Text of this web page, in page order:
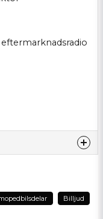
Billjud